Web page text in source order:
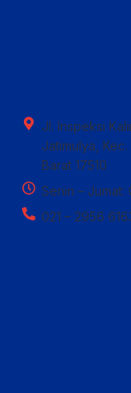
Jl. Inspeksi
Jatimulya,
Barat 17510
Senin – Jumat:
021 – 2956